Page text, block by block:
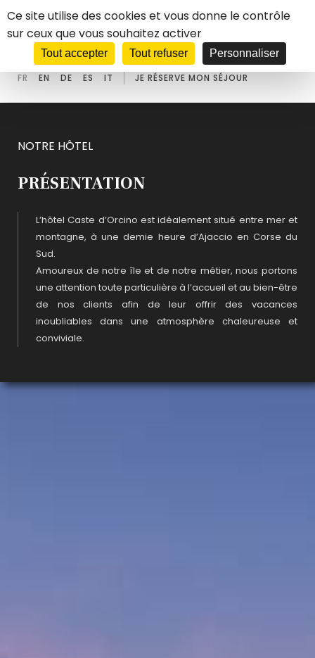
Ce site utilise des cookies et vous donne le contrôle
sur ceux que vous souhaitez activer
Tout accepter Tout refuser Personnaliser
HOTEL****
CASTEL D'ORCINO
FR EN DE ES IT JE RÉSERVE MON SÉJOUR
NOTRE HÔTEL
PRÉSENTATION
L’hôtel Caste d’Orcino est idéalement situé entre mer et
montagne, à une demie heure d’Ajaccio en Corse du
Sud.
Amoureux de notre île et de notre métier, nous portons
une attention toute particulière à l’accueil et au bien-être
de nos clients afin de leur offrir des vacances
inoubliables dans une atmosphère chaleureuse et
conviviale.